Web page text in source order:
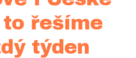
řešíme
týden